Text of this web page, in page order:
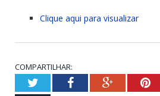
Clique aqui para visualizar
COMPARTILHAR:
TwitterFacebookGoogle+